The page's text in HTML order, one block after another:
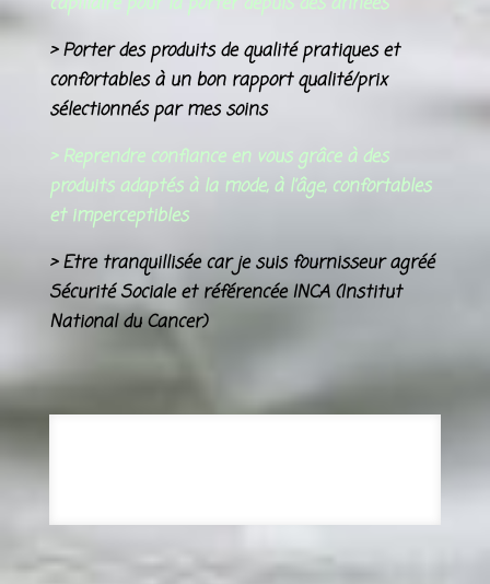
> Porter des produits de qualité pratiques et
confortables à un bon rapport qualité/prix
sélectionnés par mes soins
> Reprendre confiance en vous grâce à des
produits adaptés à la mode, à l’âge, confortables
et imperceptibles
> Etre tranquillisée car je suis fournisseur agréé
Sécurité Sociale et référencée INCA (Institut
National du Cancer)